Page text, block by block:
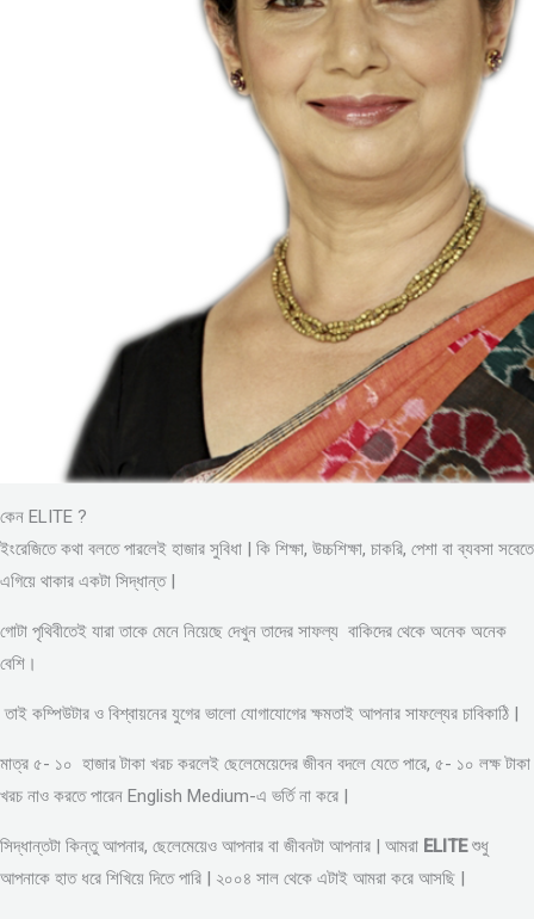
কেন ELITE ?
ইংরেজিতে কথা বলতে পারলেই হাজার সুবিধা | কি শিক্ষা, উচ্চশিক্ষা, চাকরি, পেশা বা ব্যবসা সবেতে
এগিয়ে থাকার একটা সিদ্ধান্ত |
গোটা পৃথিবীতেই যারা তাকে মেনে নিয়েছে দেখুন তাদের সাফল্য বাকিদের থেকে অনেক অনেক
বেশি।
তাই কম্পিউটার ও বিশ্বায়নের যুগের ভালো যোগাযোগের ক্ষমতাই আপনার সাফল্যের চাবিকাঠি |
মাত্র ৫- ১০ হাজার টাকা খরচ করলেই ছেলেমেয়েদের জীবন বদলে যেতে পারে, ৫- ১০ লক্ষ টাকা
খরচ নাও করতে পারেন English Medium-এ ভর্তি না করে |
সিদ্ধান্তটা কিন্তু আপনার, ছেলেমেয়েও আপনার বা জীবনটা আপনার | আমরা ELITEশুধু
আপনাকে হাত ধরে শিখিয়ে দিতে পারি | ২০০৪ সাল থেকে এটাই আমরা করে আসছি |